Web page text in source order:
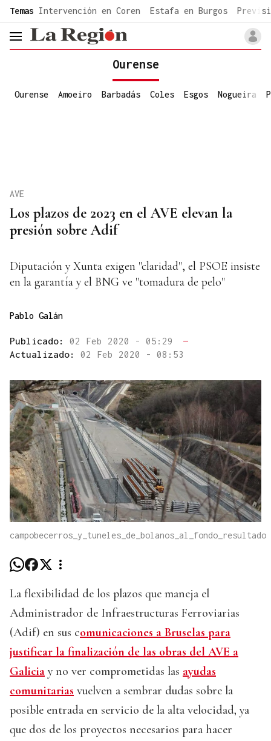
common.go-to-content
Temas Intervención en Coren Estafa en Burgos
header.menu.open
Ourense
Ourense Amoeiro Barbadás Coles Esgos Nogueira
Los plazos de 2023 en el AVE elevan la
presión sobre Adif
AVE
Diputación y Xunta exigen "claridad", el PSOE insiste
en la garantía y el BNG ve "tomadura de pelo"
Pablo Galán
Publicado: 02 Feb 2020 - 05:29
—
Actualizado: 02 Feb 2020 - 08:53
campobecerros_y_tuneles_de_bolanos_al_fondo_resultado
La flexibilidad de los plazos que maneja el
Administrador de Infraestructuras Ferroviarias
(Adif) en sus comunicaciones a Bruselas para
justificar la finalización de las obras del AVE a
Galicia y no ver comprometidas las ayudas
comunitarias vuelven a sembrar dudas sobre la
posible entrada en servicio de la alta velocidad, ya
que dos de los proyectos necesarios para hacer